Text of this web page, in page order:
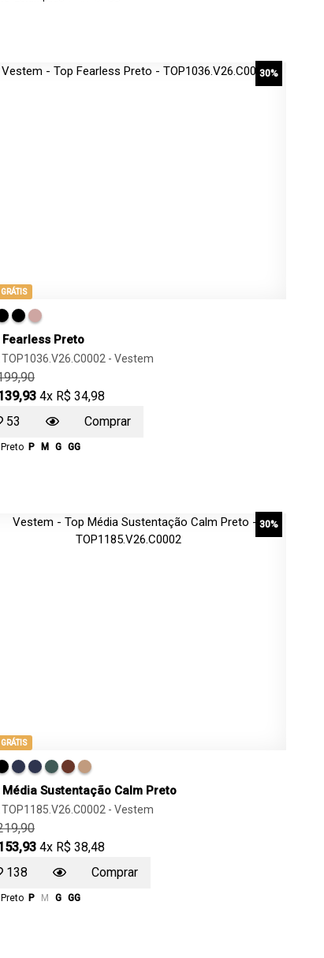
30%
GRÁTIS
Fearless Preto
TOP1036.V26.C0002 - Vestem
4x R$ 34,98
53
Comprar
Preto P M G GG
30%
GRÁTIS
Média Sustentação Calm Preto
TOP1185.V26.C0002 - Vestem
4x R$ 38,48
138
Comprar
Preto P M G GG